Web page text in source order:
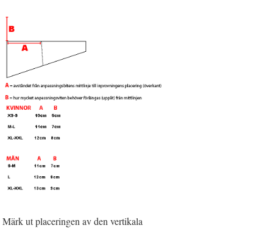
Märk ut placeringen av den vertikala